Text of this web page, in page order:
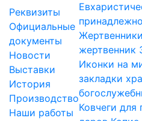
Реквизиты
Официальные
документы
Новости
Выставки
История
Производство
Наши работы
жертвенник
Иконки на
закладки
Ковчеги